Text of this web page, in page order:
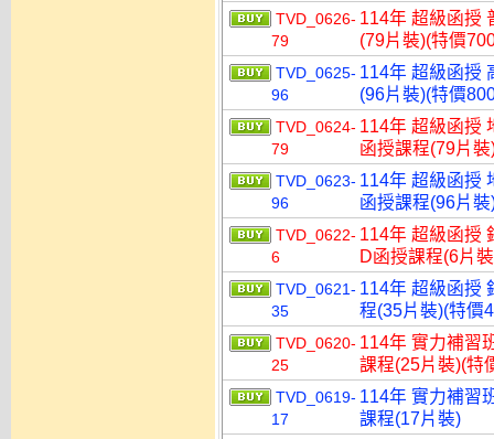
TVD_0626-
79
114年 超級函授
(79片裝)(特價
TVD_0625-
96
114年 超級函授
(96片裝)(特價
TVD_0624-
79
114年 超級函授
函授課程(79片
TVD_0623-
96
114年 超級函授
函授課程(96片
TVD_0622-
6
114年 超級函授
D函授課程(6片
TVD_0621-
35
114年 超級函授
程(35片裝)(特價
TVD_0620-
25
114年 實力補習
課程(25片裝)(特
TVD_0619-
17
114年 實力補習
課程(17片裝)